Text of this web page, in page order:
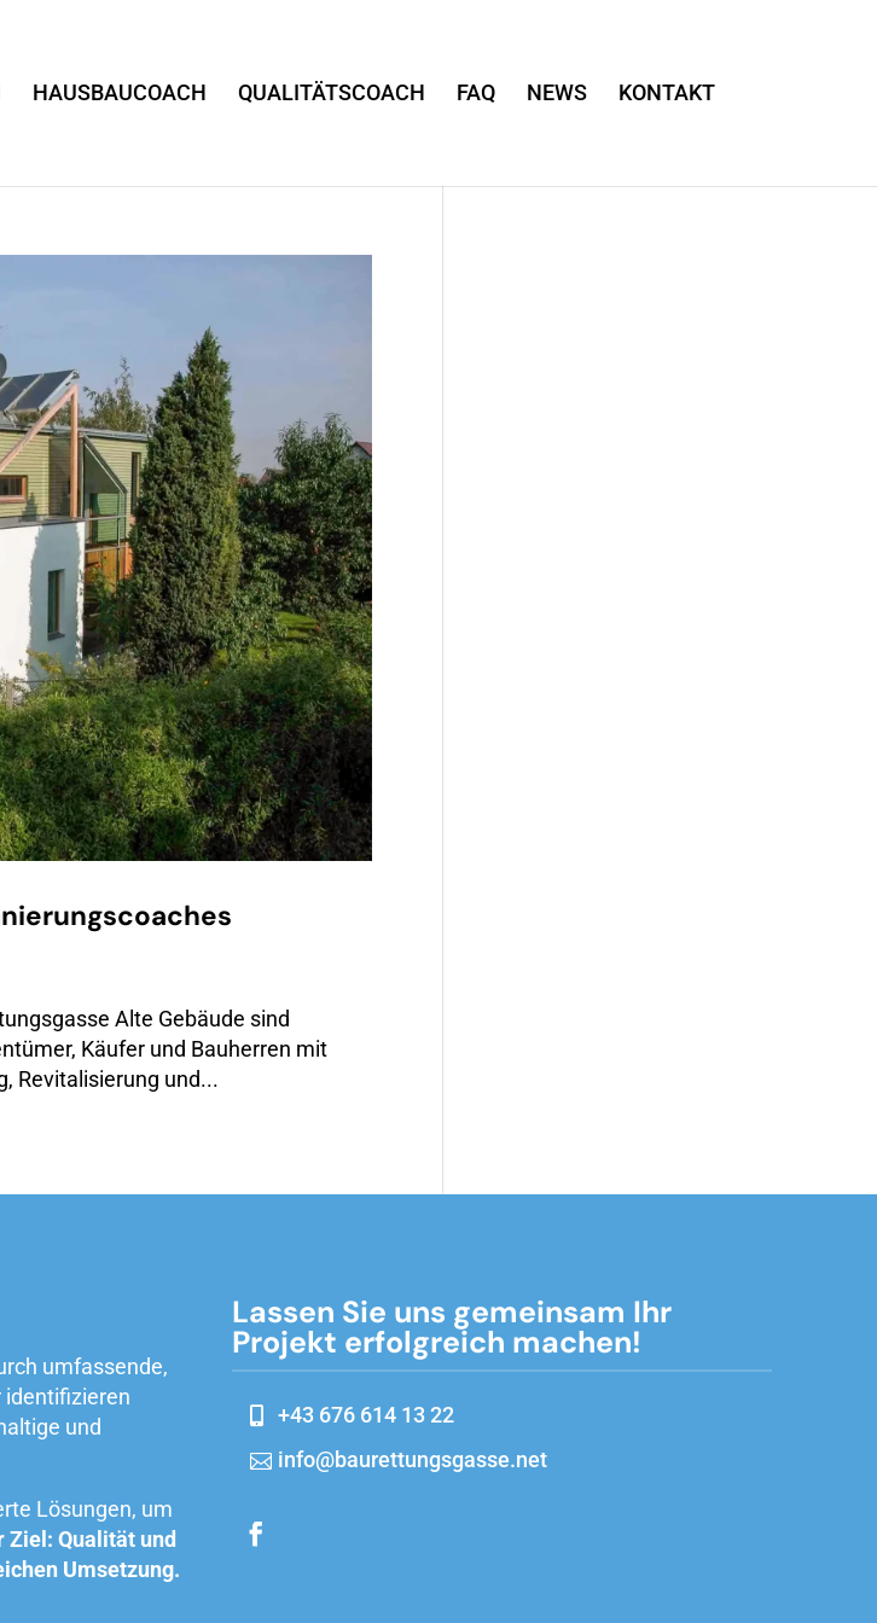
HAUSBAUCOACH QUALITÄTSCOACH FAQ NEWS KONTAKT
Alte Gebäude sind
Käufer und Bauherren mit
Revitalisierung und...
umfassende,
identifizieren
und
Lösungen, um
Ziel: Qualität und
Umsetzung.
Lassen Sie uns gemeinsam Ihr
Projekt erfolgreich machen!
+43 676 614 13 22
info@baurettungsgasse.net